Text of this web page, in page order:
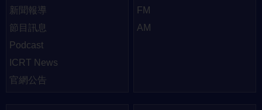
新聞報導
節目訊息
Podcast
ICRT News
官網公告
FM
AM